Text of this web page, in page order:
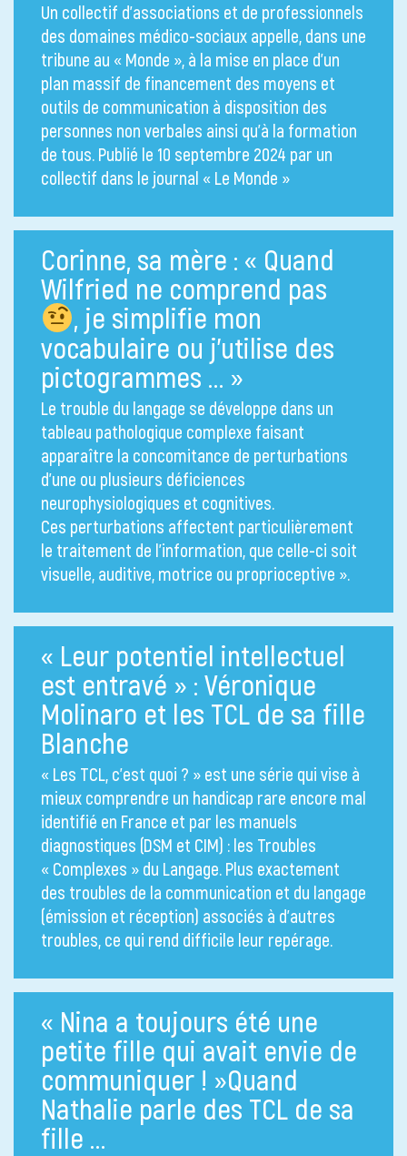
Un collectif d’associations et de professionnels
des domaines médico-sociaux appelle, dans une
tribune au « Monde », à la mise en place d’un
plan massif de financement des moyens et
outils de communication à disposition des
personnes non verbales ainsi qu’à la formation
de tous. Publié le 10 septembre 2024 par un
collectif dans le journal « Le Monde »
Corinne, sa mère : « Quand
Wilfried ne comprend pas
, je simplifie mon
vocabulaire ou j’utilise des
pictogrammes … »
Le trouble du langage se développe dans un
tableau pathologique complexe faisant
apparaître la concomitance de perturbations
d’une ou plusieurs déficiences
neurophysiologiques et cognitives.
Ces perturbations affectent particulièrement
le traitement de l’information, que celle-ci soit
visuelle, auditive, motrice ou proprioceptive ».
« Leur potentiel intellectuel
est entravé » : Véronique
Molinaro et les TCL de sa fille
Blanche
« Les TCL, c’est quoi ? » est une série qui vise à
mieux comprendre un handicap rare encore mal
identifié en France et par les manuels
diagnostiques (DSM et CIM) : les Troubles
« Complexes » du Langage. Plus exactement
des troubles de la communication et du langage
(émission et réception) associés à d’autres
troubles, ce qui rend difficile leur repérage.
« Nina a toujours été une
petite fille qui avait envie de
communiquer ! »Quand
Nathalie parle des TCL de sa
fille …